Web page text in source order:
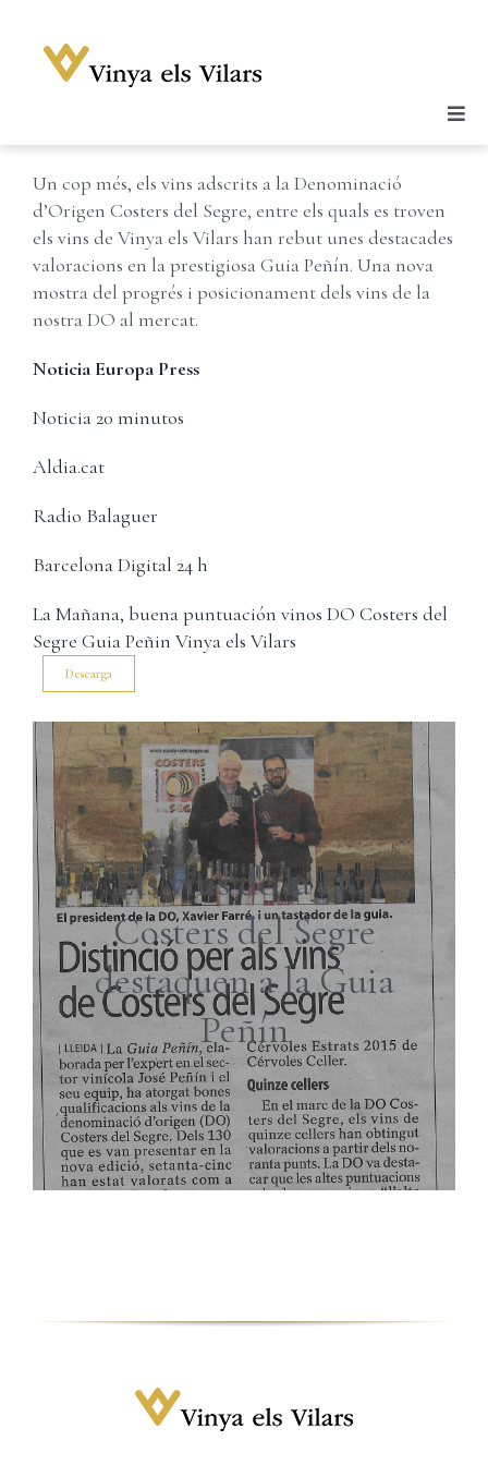
content
Celler
Vins
Enoturisme
Notícies
Galeria
Botiga
Contacte
Compte
Password:
Remember Me
Carret
Un cop més, els vins adscrits a la Denominació
d’Origen Costers del Segre, entre els quals es troven
els vins de Vinya els Vilars han rebut unes destacades
valoracions en la prestigiosa Guia Peñín. Una nova
mostra del progrés i posicionament dels vins de la
nostra DO al mercat.
Noticia Europa Press
Noticia 20 minutos
Aldia.cat
Radio Balaguer
Barcelona Digital 24 h
La Mañana, buena puntuación vinos DO Costers del
Segre Guia Peñin Vinya els Vilars
Descarga
Els vins de la DO
Costers del Segre
destaquen a la Guia
Peñín